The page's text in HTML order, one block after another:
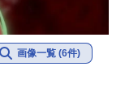
画像一覧 (6件)